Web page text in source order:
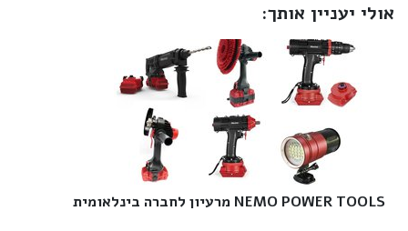
אולי יעניין אותך:
NEMO POWER TOOLS מרעיון לחברה בינלאומית‎